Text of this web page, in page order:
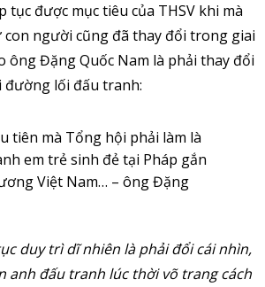
tục được mục tiêu của THSV khi mà
con người cũng đã thay đổi trong giai
ông Đặng Quốc Nam là phải thay đổi
đường lối đấu tranh:
tiên mà Tổng hội phải làm là
em trẻ sinh đẻ tại Pháp gắn
Việt Nam… – ông Đặng
duy trì dĩ nhiên là phải đổi cái nhìn,
anh đấu tranh lúc thời võ trang cách